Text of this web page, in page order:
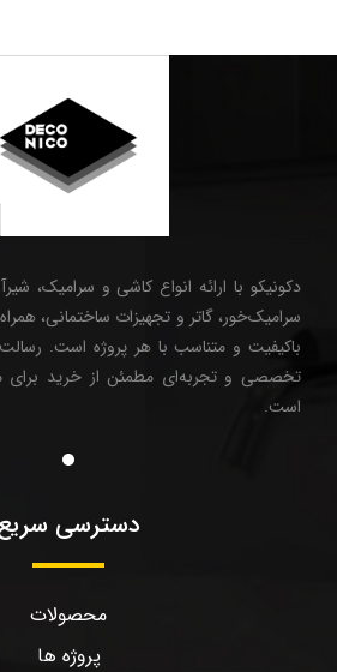
دکونیکو با ارائه انواع کاشی و سرامیک،
سرامیک‌خور، گاتر و تجهیزات ساختمانی،
باکیفیت و متناسب با هر پروژه است. رسالت
تخصصی و تجربه‌ای مطمئن از خرید برای
است.
دسترسی
محصولات
پروژه ها